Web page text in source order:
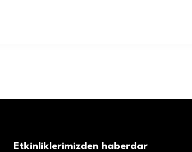
Etkinliklerimizden haberdar